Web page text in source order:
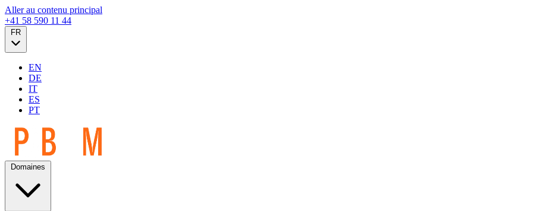
Aller au contenu principal
+41 58 590 11 44
EN
DE
IT
ES
PT